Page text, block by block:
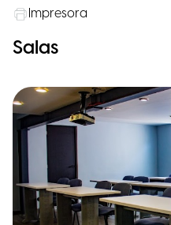
Impresora
Salas